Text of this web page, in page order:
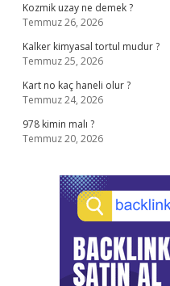
Kozmik uzay ne demek ?
Temmuz 26, 2026
Kalker kimyasal tortul mudur ?
Temmuz 25, 2026
Kart no kaç haneli olur ?
Temmuz 24, 2026
978 kimin malı ?
Temmuz 20, 2026